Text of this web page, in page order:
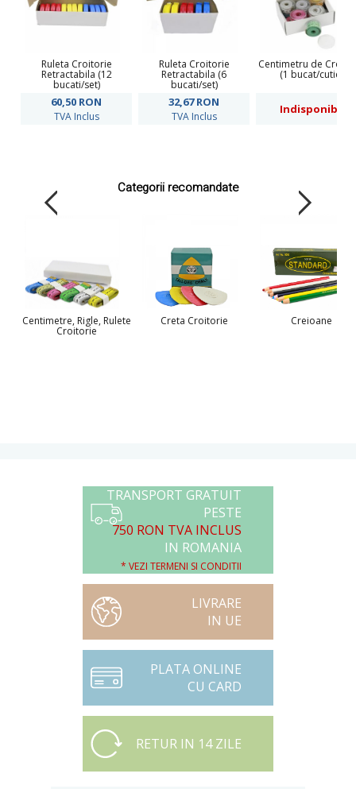
Ruleta Croitorie
Retractabila (12
bucati/set)
60,50 RON
TVA Inclus
Ruleta Croitorie
Retractabila (6
bucati/set)
32,67RON
TVA Inclus
Centimetru de
(1 bucat/cutie)
Indisponibil
Categorii recomandate
Centimetre, Rigle, Rulete
Croitorie
Creta Croitorie Creioane
TRANSPORT GRATUIT
PESTE
750 RON TVA INCLUS
IN ROMANIA
* VEZI TERMENI SI CONDITII
LIVRARE
IN UE
PLATA ONLINE
CU CARD
RETUR IN 14 ZILE